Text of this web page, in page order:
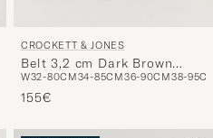
CROCKETT & JONES
Belt 3,2 cm Dark Brown
Suede
W32-80CM34-85CM36-90CM38-
155€